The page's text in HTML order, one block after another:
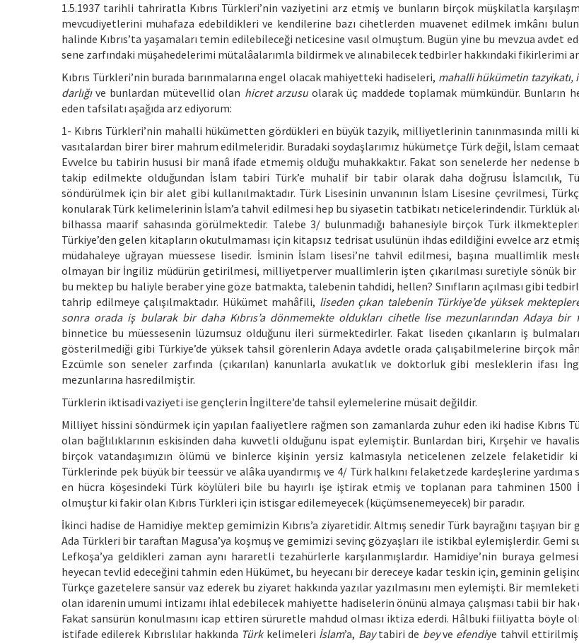
1.5.1937 tarihli tahriratla Kıbrıs Türkleri’nin vaziyetini arz etmiş ve bunların birçok müşkilatla
mevcudiyetlerini muhafaza edebildikleri ve kendilerine bazı cihetlerden muavenet edilmek imkânı
halinde Kıbrıs’ta yaşamaları temin edilebileceği neticesine vasıl olmuştum. Bugün yine bu mevzua avdet
sene zarfındaki müşahedelerimi mütalâalarımla bildirmek ve alınabilecek tedbirler hakkındaki fikirlerimi
Kıbrıs Türkleri’nin burada barınmalarına engel olacak mahiyetteki hadiseleri, mahalli hükümetin
darlığıve bunlardan mütevellid olan hicret arzusuolarak üç maddede toplamak mümkündür. Bunların
eden tafsilatı aşağıda arz ediyorum:
1- Kıbrıs Türkleri’nin mahalli hükümetten gördükleri en büyük tazyik, milliyetlerinin tanınmasında milli
vasıtalardan birer birer mahrum edilmeleridir. Buradaki soydaşlarımız hükümetçe Türk değil, İslam
Evvelce bu tabirin hususi bir manâ ifade etmemiş olduğu muhakkaktır. Fakat son senelerde her nedense
takip edilmekte olduğundan İslam tabiri Türk’e muhalif bir tabir olarak daha doğrusu İslamcılık,
söndürülmek için bir alet gibi kullanılmaktadır. Türk Lisesinin unvanının İslam Lisesine çevrilmesi,
konularak Türk kelimelerinin İslam’a tahvil edilmesi hep bu siyasetin tatbikatı neticelerindendir. Türklük
bilhassa maarif sahasında görülmektedir. Talebe 3/ bulunmadığı bahanesiyle birçok Türk
Türkiye’den gelen kitapların okutulmaması için kitapsız tedrisat usulünün ihdas edildiğini evvelce arz
müdahaleye uğrayan müessese lisedir. İsminin İslam lisesi’ne tahvil edilmesi, başına muallimlik
olmayan bir İngiliz müdürün getirilmesi, milliyetperver muallimlerin işten çıkarılması suretiyle sönük
bu mektep bu haliyle beraber yine göze batmakta, talebenin tahdidi, hellen? Sınıfların açılması gibi
tahrip edilmeye çalışılmaktadır. Hükümet mahâfili, liseden çıkan talebenin Türkiye’de yüksek
sonra orada iş bularak bir daha Kıbrıs’a dönmemekte oldukları cihetle lise mezunlarından Adaya bir
binnetice bu müessesenin lüzumsuz olduğunu ileri sürmektedirler. Fakat liseden çıkanların iş
gösterilmediği gibi Türkiye’de yüksek tahsil görenlerin Adaya avdetle orada çalışabilmelerine birçok
Ezcümle son seneler zarfında (çıkarılan) kanunlarla avukatlık ve doktorluk gibi mesleklerin ifası
mezunlarına hasredilmiştir.
Türklerin iktisadi vaziyeti ise gençlerin İngiltere’de tahsil eylemelerine müsait değildir.
Milliyet hissini söndürmek için yapılan faaliyetlere rağmen son zamanlarda zuhur eden iki hadise Kıbrıs
olan bağlılıklarının eskisinden daha kuvvetli olduğunu ispat eylemiştir. Bunlardan biri, Kırşehir ve
birçok vatandaşımızın ölümü ve binlerce kişinin yersiz kalmasıyla neticelenen zelzele felaketidir
Türklerinde pek büyük bir teessür ve alâka uyandırmış ve 4/ Türk halkını felaketzede kardeşlerine yardıma
en hücra köşesindeki Türk köylüleri bile bu hayırlı işe iştirak etmiş ve toplanan para tahminen 1500
olmuştur ki fakir olan Kıbrıs Türkleri için istisgar edilemeyecek (küçümsenemeyecek) bir paradır.
İkinci hadise de Hamidiye mektep gemimizin Kıbrıs’a ziyaretidir. Altmış senedir Türk bayrağını taşıyan
Ada Türkleri bir taraftan Magusa’ya koşmuş ve gemimizi sevinç gözyaşları ile istikbal eylemişlerdir. Gemi
Lefkoşa’ya geldikleri zaman aynı hararetli tezahürlerle karşılanmışlardır. Hamidiye’nin buraya
heyecan tevlid edeceğini tahmin eden Hükümet, bu heyecanı bir dereceye kadar teskin için, geminin
Türkçe gazetelere sansür vaz ederek bu ziyaret hakkında yazılar yazılmasını men eylemişti. Bir
olan idarenin umumi intizamı ihlal edebilecek mahiyette hadiselerin önünü almaya çalışması tabii bir hak
Fakat sansürün konulmasını icap ettiren süruretle mahdud olması iktiza ederdi. Hâlbuki fiiliyatta böyle
istifade edilerek Kıbrıslılar hakkında Türkkelimeleri İslam’a, Baytabiri de beyve efendiye tahvil